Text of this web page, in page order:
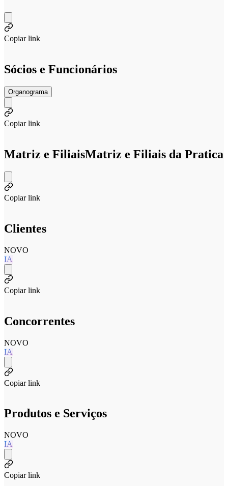
Copiar link
Sócios e Funcionários
Organograma
Copiar link
Matriz e FiliaisMatriz e Filiais da Pratica
Copiar link
Clientes
NOVO
IA
Copiar link
Concorrentes
NOVO
IA
Copiar link
Produtos e Serviços
NOVO
IA
Copiar link